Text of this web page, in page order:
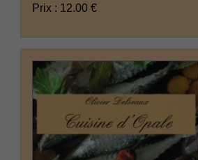
Prix : 12.00 €